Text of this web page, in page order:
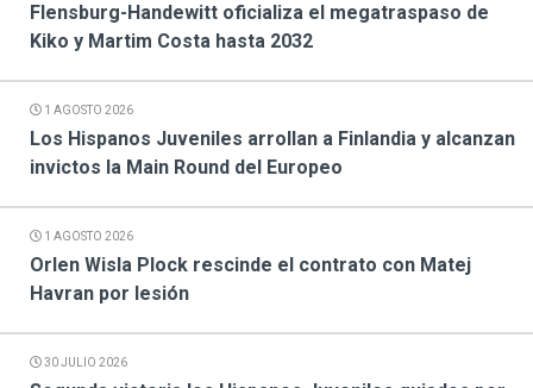
Flensburg-Handewitt oficializa el megatraspaso de
Kiko y Martim Costa hasta 2032
1 AGOSTO 2026
Los Hispanos Juveniles arrollan a Finlandia y alcanzan
invictos la Main Round del Europeo
1 AGOSTO 2026
Orlen Wisla Plock rescinde el contrato con Matej
Havran por lesión
30 JULIO 2026